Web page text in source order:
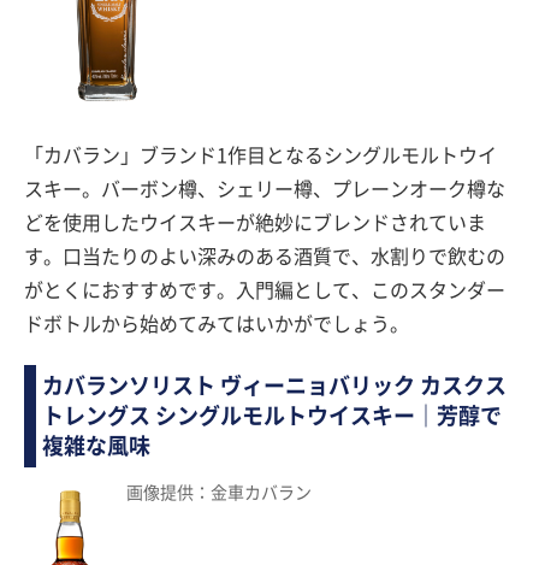
「カバラン」ブランド1作目となるシングルモルトウイ
スキー。バーボン樽、シェリー樽、プレーンオーク樽な
どを使用したウイスキーが絶妙にブレンドされていま
す。口当たりのよい深みのある酒質で、水割りで飲むの
がとくにおすすめです。入門編として、このスタンダー
ドボトルから始めてみてはいかがでしょう。
カバランソリスト ヴィーニョバリック カスクス
トレングス シングルモルトウイスキー｜芳醇で
複雑な風味
画像提供：金車カバラン